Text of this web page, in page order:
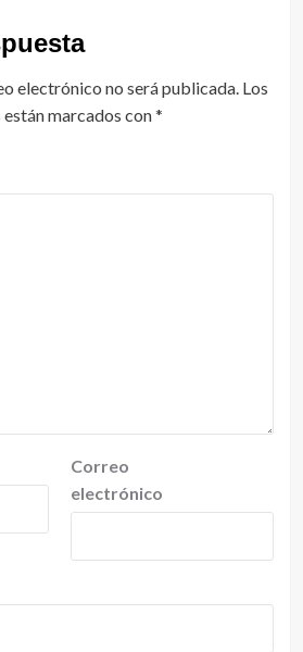
electrónico no será publicada. Los
marcados con*
Correo
electrónico